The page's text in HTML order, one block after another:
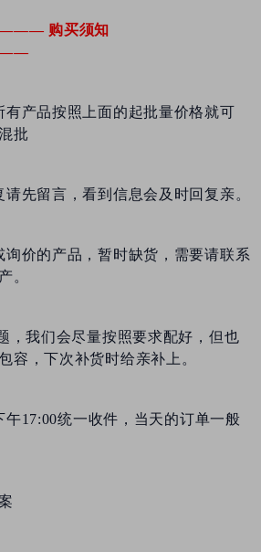
购买须知
有产品按照上面的起批量价格就可
批
先留言，看到信息会及时回复亲。
询价的产品，暂时缺货，需要请联系
。
，我们会尽量按照要求配好，但也
容，下次补货时给亲补上。
午17:00统一收件，当天的订单一般